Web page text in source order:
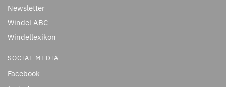
Newsletter
Windel ABC
Windellexikon
SOCIAL MEDIA
Facebook